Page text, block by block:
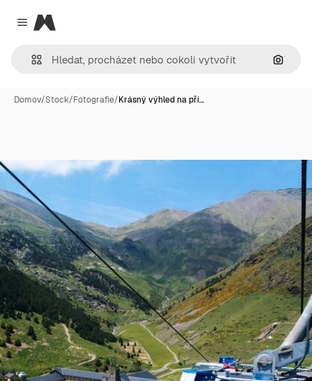
Close menu
Magnific
Hledat
Domov/Stock/Fotografie/Krásný výhled na pří…